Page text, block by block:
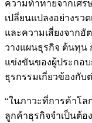
ความท้าทายจากเศ
เปลี่ยนแปลงอย่างร
และความเสี่ยงจากอั
วางแผนธุรกิจ ต้นทุน
แข่งขันของผู้ประกอ
ธุรกรรมเกี่ยวข้องกับ
“ในภาวะที่การค้าโล
ลูกค้าธุรกิจจำเป็นต้